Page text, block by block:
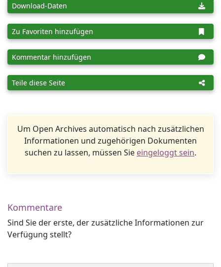
Download-Daten
Zu Favoriten hinzufügen
Kommentar hinzufügen
Teile diese Seite
Um Open Archives automatisch nach zusätzlichen
Informationen und zugehörigen Dokumenten
suchen zu lassen, müssen Sie eingeloggt sein.
Kommentare
Sind Sie der erste, der zusätzliche Informationen zur
Verfügung stellt?